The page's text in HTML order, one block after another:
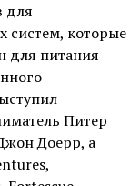
для
систем, которые
для питания
Питер
Доерр, а